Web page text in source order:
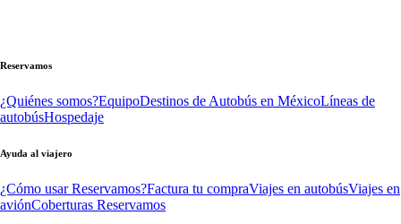
Reservamos
¿Quiénes somos?EquipoDestinos de Autobús en MéxicoLíneas de
autobúsHospedaje
Ayuda al viajero
¿Cómo usar Reservamos?Factura tu compraViajes en autobúsViajes en
aviónCoberturas Reservamos